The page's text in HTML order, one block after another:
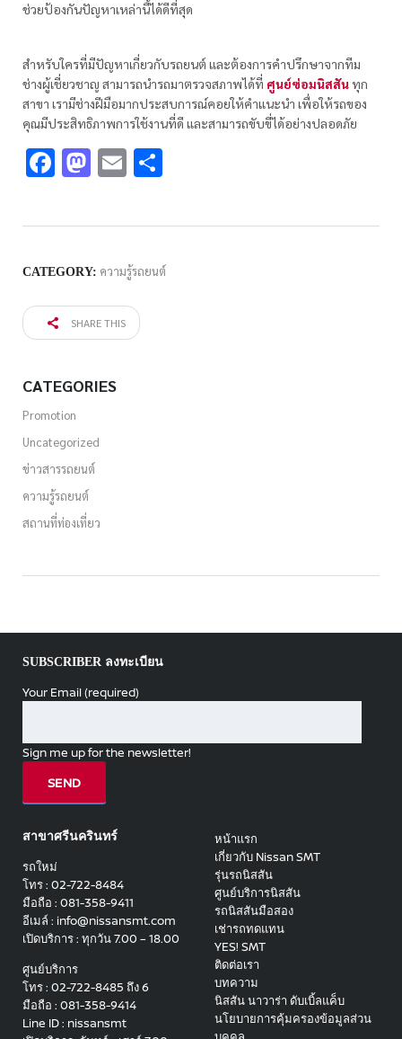
ช่วยป้องกันปัญหาเหล่านี้ได้ดีที่สุด
สำหรับใครที่มีปัญหาเกี่ยวกับรถยนต์ และต้องการคำปรึกษาจากทีม
ช่างผู้เชี่ยวชาญ สามารถนำรถมาตรวจสภาพได้ที่ ศูนย์ซ่อมนิสสัน ทุก
สาขา เรามีช่างฝีมือมากประสบการณ์คอยให้คำแนะนำ เพื่อให้รถของ
คุณมีประสิทธิภาพการใช้งานที่ดี และสามารถขับขี่ได้อย่างปลอดภัย
Facebook
Mastodon
Email
CATEGORY: ความรู้รถยนต์
SHARE THIS
CATEGORIES
Promotion
Uncategorized
ข่าวสารรถยนต์
ความรู้รถยนต์
สถานที่ท่องเที่ยว
SUBSCRIBER ลงทะเบียน
Your Email (required)
Sign me up for the newsletter!
สาขาศรีนครินทร์
รถใหม่
โทร : 02-722-8484
มือถือ : 081-358-9411
อีเมล์ : info@nissansmt.com
เปิดบริการ : ทุกวัน 7.00 – 18.00
ศูนย์บริการ
โทร : 02-722-8485 ถึง 6
มือถือ : 081-358-9414
Line ID : nissansmt
หน้าแรก
เกี่ยวกับ Nissan SMT
รุ่นรถนิสสัน
ศูนย์บริการนิสสัน
รถนิสสันมือสอง
เช่ารถทดแทน
YES! SMT
ติดต่อเรา
บทความ
นิสสัน นาวาร่า ดับเบิ้ลแค็บ
นโยบายการคุ้มครองข้อมูลส่วน